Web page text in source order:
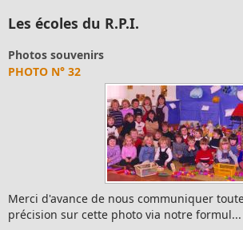
Les écoles du R.P.I.
Photos souvenirs
PHOTO N° 32
Merci d'avance de nous communiquer
précision sur cette photo via notre formul...